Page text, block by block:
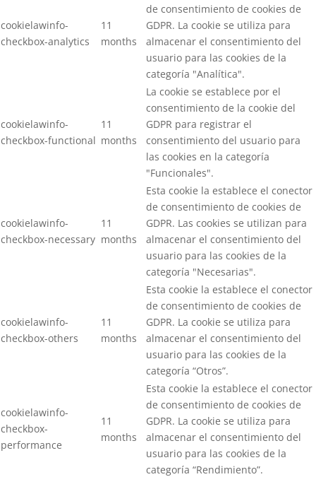
cookielawinfo-
checkbox-analytics
11
months
de consentimiento de cookies de
GDPR. La cookie se utiliza para
almacenar el consentimiento del
usuario para las cookies de la
categoría "Analítica".
cookielawinfo-
checkbox-functional
11
months
La cookie se establece por el
consentimiento de la cookie del
GDPR para registrar el
consentimiento del usuario para
las cookies en la categoría
"Funcionales".
cookielawinfo-
checkbox-necessary
11
months
Esta cookie la establece el conector
de consentimiento de cookies de
GDPR. Las cookies se utilizan para
almacenar el consentimiento del
usuario para las cookies de la
categoría "Necesarias".
cookielawinfo-
checkbox-others
11
months
Esta cookie la establece el conector
de consentimiento de cookies de
GDPR. La cookie se utiliza para
almacenar el consentimiento del
usuario para las cookies de la
categoría “Otros”.
cookielawinfo-
checkbox-
performance
11
months
Esta cookie la establece el conector
de consentimiento de cookies de
GDPR. La cookie se utiliza para
almacenar el consentimiento del
usuario para las cookies de la
categoría “Rendimiento”.